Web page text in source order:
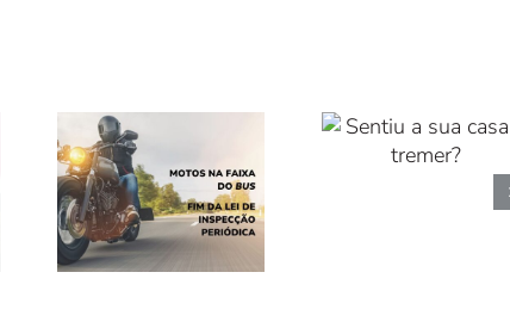
nas motos e
permite
circulação nas
Sentiu a sua
casa a tremer?